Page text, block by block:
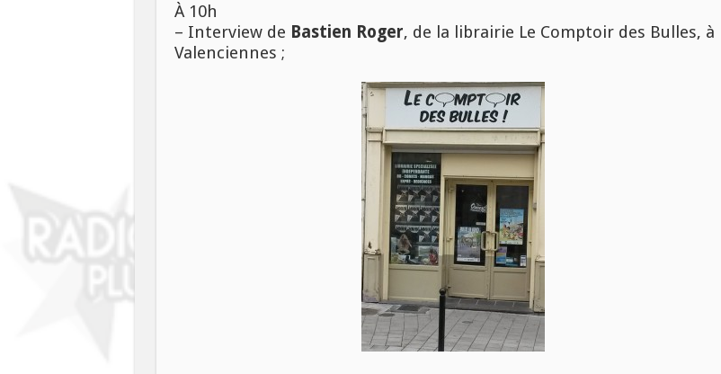
À 10h
– Interview de Bastien Roger, de la librairie Le Comptoir des Bulles, à
Valenciennes ;